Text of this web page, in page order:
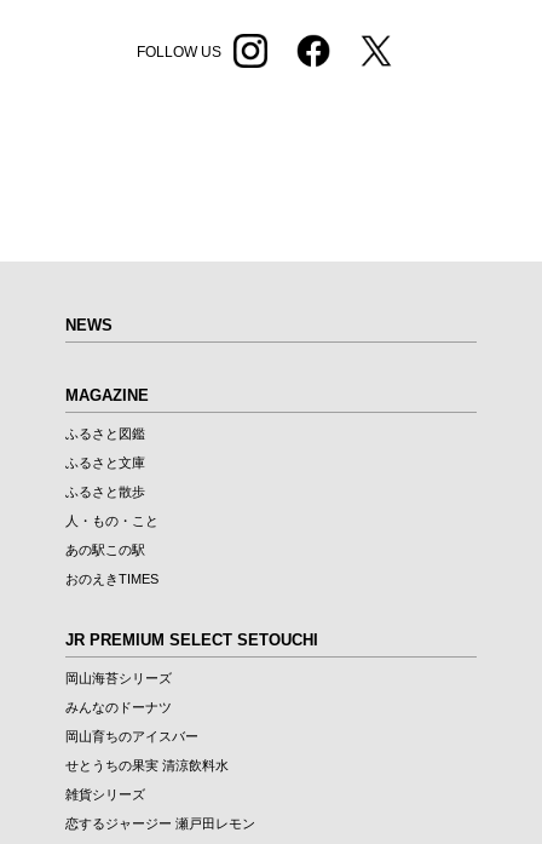
FOLLOW US
NEWS
MAGAZINE
ふるさと図鑑
ふるさと文庫
ふるさと散歩
人・もの・こと
あの駅この駅
おのえきTIMES
JR PREMIUM SELECT SETOUCHI
岡山海苔シリーズ
みんなのドーナツ
岡山育ちのアイスバー
せとうちの果実 清涼飲料水
雑貨シリーズ
恋するジャージー 瀬戸田レモン